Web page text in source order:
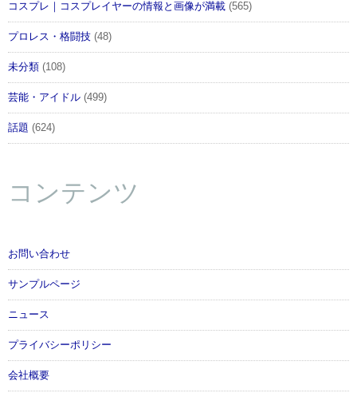
コスプレ｜コスプレイヤーの情報と画像が満載 (565)
プロレス・格闘技 (48)
未分類 (108)
芸能・アイドル (499)
話題 (624)
コンテンツ
お問い合わせ
サンプルページ
ニュース
プライバシーポリシー
会社概要